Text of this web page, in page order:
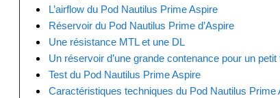
L’airflow du Pod Nautilus Prime Aspire
Réservoir du Pod Nautilus Prime d’Aspire
Une résistance MTL et une DL
Un réservoir d’une grande contenance pour un petit
Test du Pod Nautilus Prime Aspire
Caractéristiques techniques du Pod Nautilus Prime